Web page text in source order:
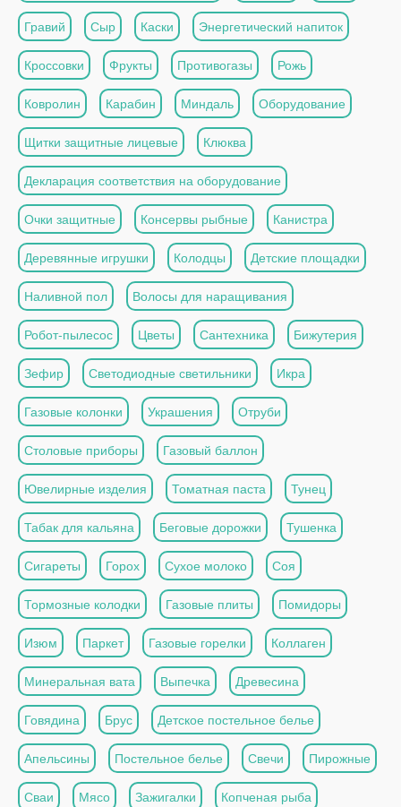
Гравий Сыр Каски Энергетический напиток
Кроссовки Фрукты Противогазы Рожь
Ковролин Карабин Миндаль Оборудование
Щитки защитные лицевые Клюква
Декларация соответствия на оборудование
Очки защитные Консервы рыбные Канистра
Деревянные игрушки Колодцы Детские площадки
Наливной пол Волосы для наращивания
Робот-пылесос Цветы Сантехника Бижутерия
Зефир Светодиодные светильники Икра
Газовые колонки Украшения Отруби
Столовые приборы Газовый баллон
Ювелирные изделия Томатная паста Тунец
Табак для кальяна Беговые дорожки Тушенка
Сигареты Горох Сухое молоко Соя
Тормозные колодки Газовые плиты Помидоры
Изюм Паркет Газовые горелки Коллаген
Минеральная вата Выпечка Древесина
Говядина Брус Детское постельное белье
Апельсины Постельное белье Свечи Пирожные
Сваи Мясо Зажигалки Копченая рыба